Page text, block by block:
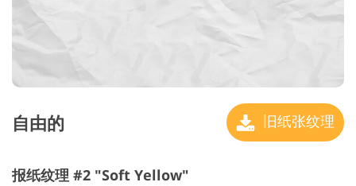
自由的 旧纸张纹理
报纸纹理 #2 "Soft Yellow"